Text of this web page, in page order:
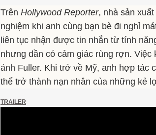
Trên Hollywood Reporter, nhà sản
nghiệm khi anh cùng bạn bè đi nghỉ
liên tục nhận được tin nhắn từ tính
nhưng dần có cảm giác rùng rợn.
ảnh Fuller. Khi trở về Mỹ, anh hợp tác
thể trở thành nạn nhân của những kẻ
TRAILER